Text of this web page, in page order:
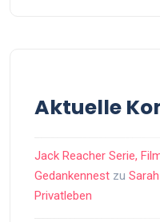
Aktuelle
Jack Reacher Serie,
Gedankennest zu
Privatleben